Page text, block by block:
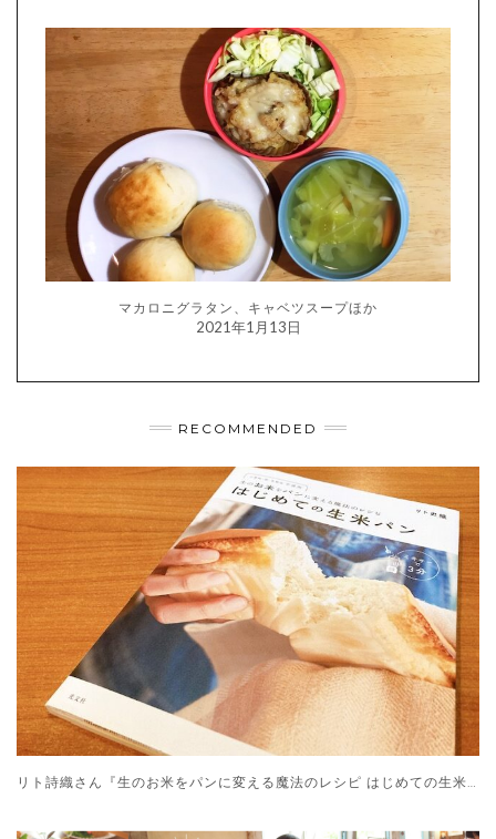
マカロニグラタン、キャベツスープほか
2021年1月13日
RECOMMENDED
リト詩織さん『生のお米をパンに変える魔法のレシピ はじめての生米パン』